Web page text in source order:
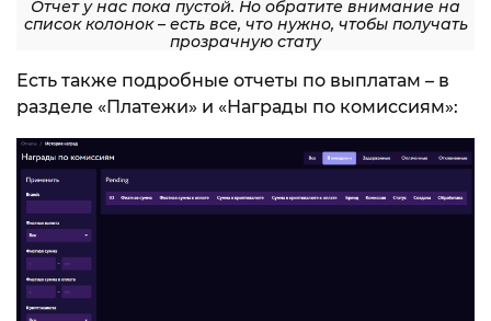
Отчет у нас пока пустой. Но обратите внимание на
список колонок – есть все, что нужно, чтобы получать
прозрачную стату
Есть также подробные отчеты по выплатам – в
разделе «Платежи» и «Награды по комиссиям»: